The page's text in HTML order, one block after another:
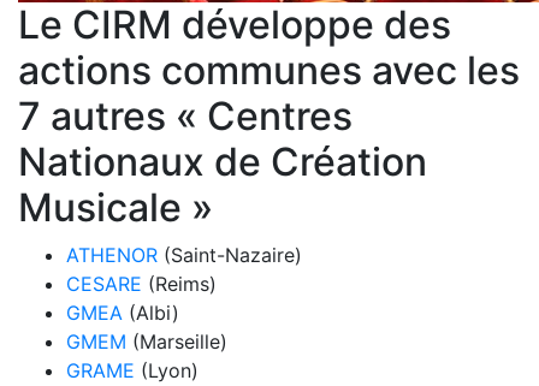
Le CIRM développe des
actions communes avec les
7 autres « Centres
Nationaux de Création
Musicale »
ATHENOR (Saint-Nazaire)
CESARE (Reims)
GMEA (Albi)
GMEM (Marseille)
GRAME (Lyon)